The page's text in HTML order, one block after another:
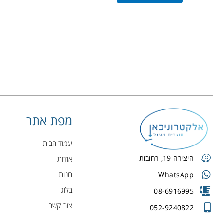
היצירה 19, רחובות
WhatsApp
08-6916995
052-9240822
מפת אתר
עמוד הבית
אודות
חנות
בלוג
צור קשר